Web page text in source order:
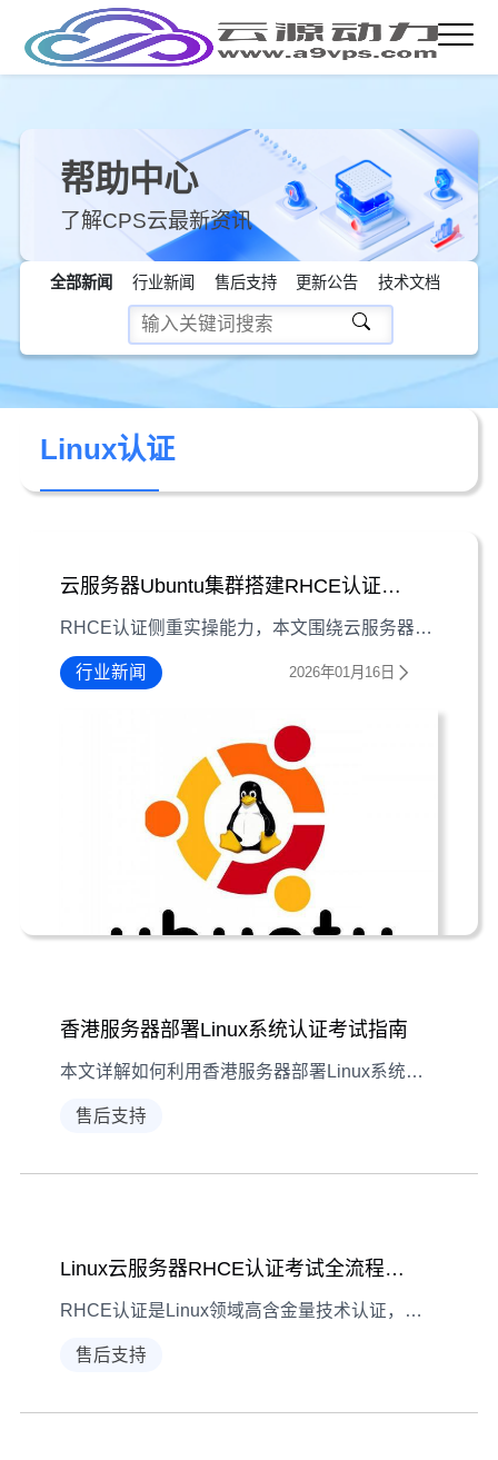
帮助中心
了解CPS云最新资讯
全部新闻 行业新闻 售后支持 更新公告 技术文档
Linux认证
云服务器Ubuntu集群搭建RHCE认证备考指南
RHCE认证侧重实操能力，本文围绕云服务器上Ubuntu集群搭建全流程，从环境准备到实践复习，提供可落地的考试准备指南。
行业新闻 2026年01月16日
香港服务器部署Linux系统认证考试指南
本文详解如何利用香港服务器部署Linux系统，并结合认证考试需求提供学习与实践建议，涵盖准备工作、部署流程及常见问题解决。
售后支持
Linux云服务器RHCE认证考试全流程指南
RHCE认证是Linux领域高含金量技术认证，本文围绕Linux云服务器运维需求，详解RHCE考试内容、备考方法及注意事项，助你高效冲刺专业认证。
售后支持